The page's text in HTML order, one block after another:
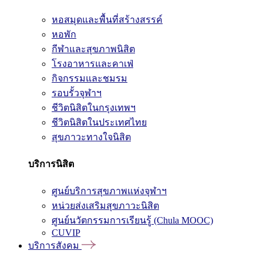
หอสมุดและพื้นที่สร้างสรรค์
หอพัก
กีฬาและสุขภาพนิสิต
โรงอาหารและคาเฟ่
กิจกรรมและชมรม
รอบรั้วจุฬาฯ
ชีวิตนิสิตในกรุงเทพฯ
ชีวิตนิสิตในประเทศไทย
สุขภาวะทางใจนิสิต
บริการนิสิต
ศูนย์บริการสุขภาพแห่งจุฬาฯ
หน่วยส่งเสริมสุขภาวะนิสิต
ศูนย์นวัตกรรมการเรียนรู้ (Chula MOOC)
CUVIP
บริการสังคม